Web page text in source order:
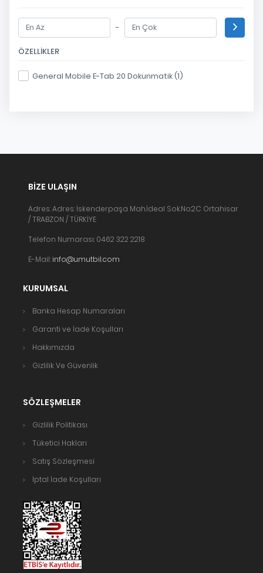
-
ÖZELLIKLER
General Mobile E-Tab 20 Dokunmatik (1)
BIZE ULAŞIN
Adres: Adres: İskenderpaşa Mah.İdeal Sok.No:2C Ortahisar
/ TRABZON / TÜRKİYE
Telefon Numarası: 0462 322 2218
E-Mail: info@umutbil.com
KURUMSAL
Banka Hesap Numaraları
Garanti ve İade Koşulları
Hakkımızda
Gizlilik Ve Güvenlik
SÖZLEŞMELER
Gizlilik Politikası
Tüketici Hakları
Satış Sözleşmesi
İptal İade Koşulları